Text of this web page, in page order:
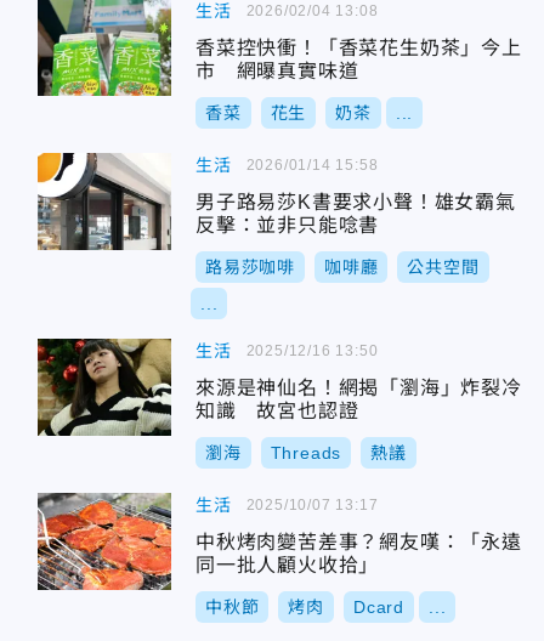
生活
香菜控快衝！「香菜花生奶茶」今上
市 網曝真實味道
香菜 花生 奶茶
2026/02/04 13:08
生活
男子路易莎K書要求小聲！雄女霸氣
反擊：並非只能唸書
路易莎咖啡 咖啡廳 公共空間
2026/01/14 15:58
生活
來源是神仙名！網揭「瀏海」炸裂冷
知識 故宮也認證
瀏海 Threads 熱議
2025/12/16 13:50
生活
中秋烤肉變苦差事？網友嘆：「永遠
同一批人顧火收拾」
中秋節 烤肉 Dcard
2025/10/07 13:17